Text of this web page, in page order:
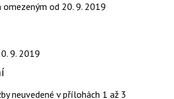
omezeným od 20. 9. 2019
9. 2019
neuvedené v přílohách 1 až 3